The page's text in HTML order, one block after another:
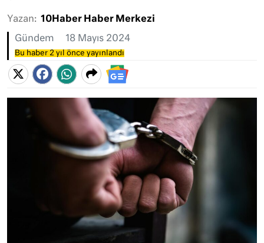
Yazan: 10Haber Haber Merkezi
Gündem 18 Mayıs 2024
Bu haber 2 yıl önce yayınlandı